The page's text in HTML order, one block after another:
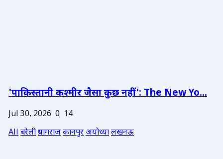
'पाकिस्तानी कश्मीर जैसा कुछ नहीं': The New Yo...
Jul 30, 2026 0 14
Allबरेलीप्रयागराजकानपुरअयोध्यालखनऊ